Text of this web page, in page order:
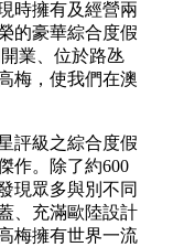
時擁有及經營兩
的豪華綜合度假
業、位於路氹
梅，使我們在澳
評級之綜合度假
作。除了約600
現眾多與別不同
、充滿歐陸設計
梅擁有世界一流